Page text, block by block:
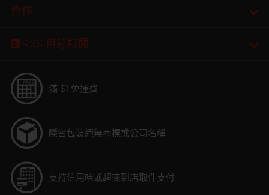
合作
RSS 目錄訂閲
滿 $1 免運費
隱密包裝絕無商標或公司名稱
支持信用咭或超商到店取件支付